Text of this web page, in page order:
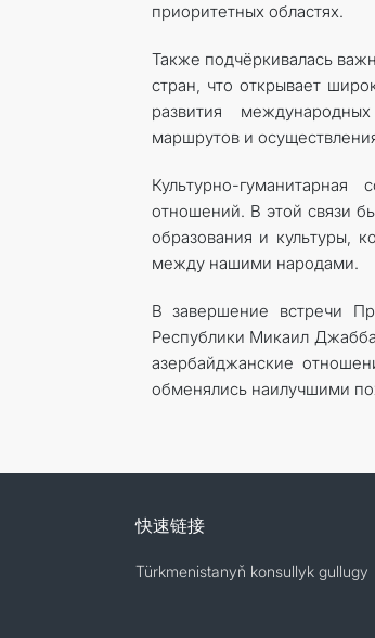
приоритетных областях.
Также подчёркивалась
стран, что открывает
развития
маршрутов и
Культурно-
отношений. В этой связи
образования и культуры,
между нашими народами.
В завершение встречи
Республики Микаил
азербайджанские
обменялись наилучшими
快速链接
Türkmenistanyň konsullyk gullugy